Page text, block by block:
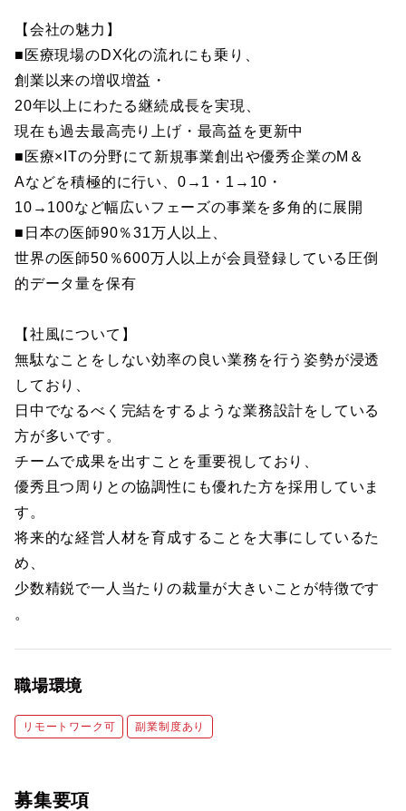
【会社の魅力】
■医療現場のDX化の流れにも乗り、
創業以来の増収増益・
20年以上にわたる継続成長を実現、
現在も過去最高売り上げ・最高益を更新中
■医療×ITの分野にて新規事業創出や優秀企業のM＆
Aなどを積極的に行い、0→1・1→10・
10→100など幅広いフェーズの事業を多角的に展開
■日本の医師90％31万人以上、
世界の医師50％600万人以上が会員登録している圧倒
的データ量を保有
【社風について】
無駄なことをしない効率の良い業務を行う姿勢が浸透
しており、
日中でなるべく完結をするような業務設計をしている
方が多いです。
チームで成果を出すことを重要視しており、
優秀且つ周りとの協調性にも優れた方を採用していま
す。
将来的な経営人材を育成することを大事にしているた
め、
少数精鋭で一人当たりの裁量が大きいことが特徴です
。
職場環境
リモートワーク可 副業制度あり
募集要項